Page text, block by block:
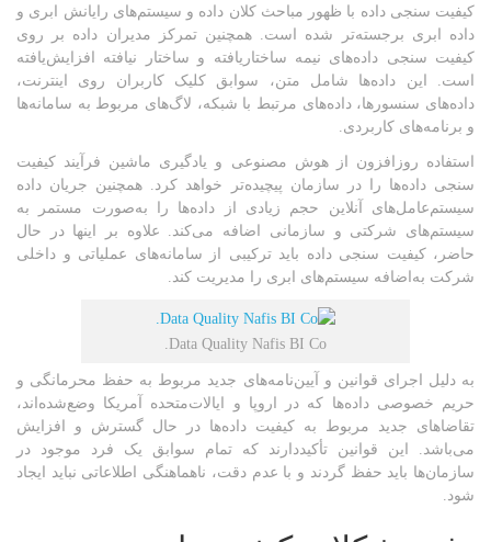
کیفیت سنجی داده با ظهور مباحث کلان داده و سیستم‌های رایانش ابری و
داده ابری برجسته‌تر شده است. همچنین تمرکز مدیران داده بر روی
کیفیت سنجی داده‌های نیمه ساختاریافته و ساختار نیافته افزایش‌یافته
است. این داده‌ها شامل متن، سوابق کلیک کاربران روی اینترنت،
داده‌های سنسورها، داده‌های مرتبط با شبکه، لاگ‌های مربوط به سامانه‌ها
و برنامه‌های کاربردی.
استفاده روزافزون از هوش مصنوعی و یادگیری ماشین فرآیند کیفیت
سنجی داده‌ها را در سازمان پیچیده‌تر خواهد کرد. همچنین جریان داده
سیستم‌عامل‌های آنلاین حجم زیادی از داده‌ها را به‌صورت مستمر به
سیستم‌های شرکتی و سازمانی اضافه می‌کند. علاوه بر اینها در حال
حاضر، کیفیت سنجی داده باید ترکیبی از سامانه‌های عملیاتی و داخلی
شرکت به‌اضافه سیستم‌های ابری را مدیریت کند.
Data Quality Nafis BI Co.
به دلیل اجرای قوانین و آیین‌نامه‌های جدید مربوط به حفظ محرمانگی و
حریم خصوصی داده‌ها که در اروپا و ایالات‌متحده آمریکا وضع‌شده‌اند،
تقاضاهای جدید مربوط به کیفیت داده‌ها در حال گسترش و افزایش
می‌باشد. این قوانین تأکیددارند که تمام سوابق یک فرد موجود در
سازمان‌ها باید حفظ گردند و با عدم دقت، ناهماهنگی اطلاعاتی نباید ایجاد
شود.